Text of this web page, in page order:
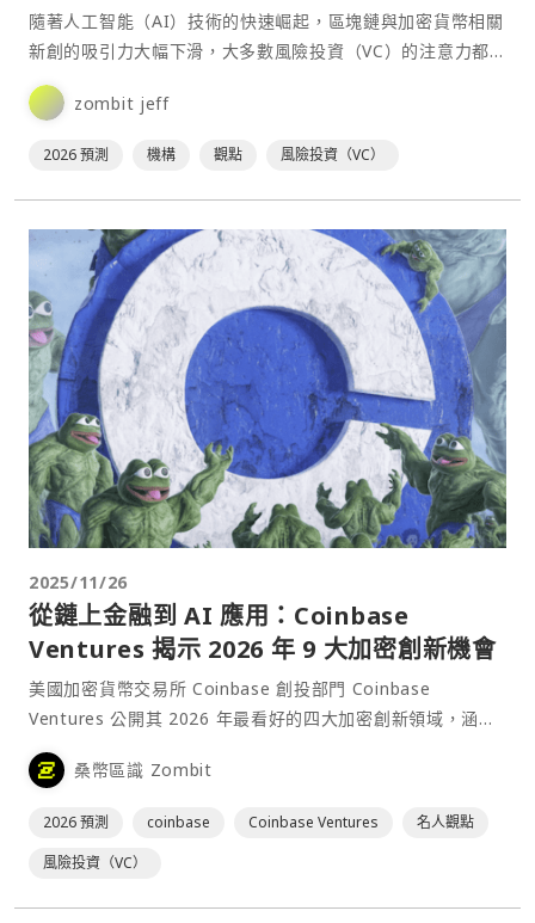
隨著人工智能（AI）技術的快速崛起，區塊鏈與加密貨幣相關
新創的吸引力大幅下滑，大多數風險投資（VC）的注意力都
移轉到了 AI 領域。然而，2025 年風險投資仍向加⋯
zombit jeff
2026 預測 機構 觀點 風險投資（VC）
2025/11/26
從鏈上金融到 AI 應用：Coinbase
Ventures 揭示 2026 年 9 大加密創新機會
美國加密貨幣交易所 Coinbase 創投部門 Coinbase
Ventures 公開其 2026 年最看好的四大加密創新領域，涵蓋
鏈上現實資產（RWA）永續合約⋯
桑幣區識 Zombit
2026 預測 coinbase Coinbase Ventures
名人觀點
風險投資（VC）